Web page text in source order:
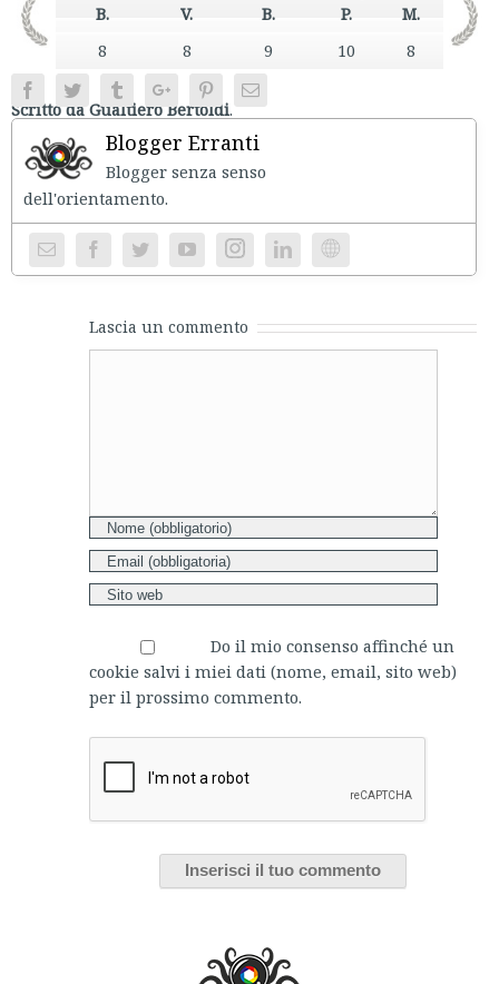
B.
V.
B.
P.
M.
8
8 9 10 8
Scritto da Gualtiero Bertoldi.
FacebookTwitter TumblrGoogle+PinterestEmail
Blogger Erranti
Blogger senza senso
Instagram Website
Lascia un commento
Do il mio consenso affinché un
cookie salvi i miei dati (nome, email, sito web)
per il prossimo commento.